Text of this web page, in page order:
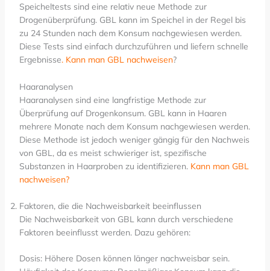
Speicheltests sind eine relativ neue Methode zur
Drogenüberprüfung. GBL kann im Speichel in der Regel bis
zu 24 Stunden nach dem Konsum nachgewiesen werden.
Diese Tests sind einfach durchzuführen und liefern schnelle
Ergebnisse.Kann man GBL nachweisen?
Haaranalysen
Haaranalysen sind eine langfristige Methode zur
Überprüfung auf Drogenkonsum. GBL kann in Haaren
mehrere Monate nach dem Konsum nachgewiesen werden.
Diese Methode ist jedoch weniger gängig für den Nachweis
von GBL, da es meist schwieriger ist, spezifische
Substanzen in Haarproben zu identifizieren. Kann man GBL
nachweisen?
Faktoren, die die Nachweisbarkeit beeinflussen
Die Nachweisbarkeit von GBL kann durch verschiedene
Faktoren beeinflusst werden. Dazu gehören:
Dosis: Höhere Dosen können länger nachweisbar sein.